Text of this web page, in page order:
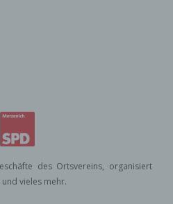
des Ortsvereins, organisiert
vieles mehr.